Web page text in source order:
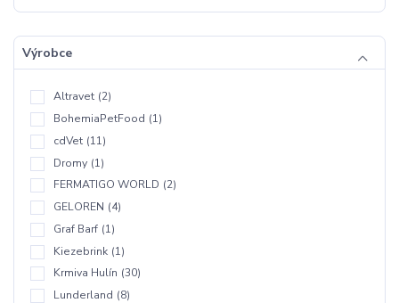
Výrobce
Altravet (2)
BohemiaPetFood (1)
cdVet (11)
Dromy (1)
FERMATIGO WORLD (2)
GELOREN (4)
Graf Barf (1)
Kiezebrink (1)
Krmiva Hulín (30)
Lunderland (8)